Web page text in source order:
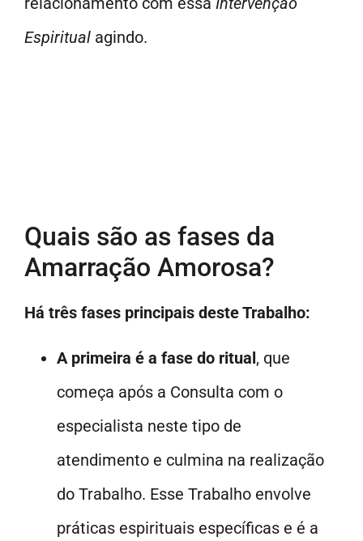
Espiritual agindo.
Quais são as fases da
Amarração Amorosa?
Há três fases principais deste Trabalho:
A primeira é a fase do ritual , que
começa após a Consulta com o
especialista neste tipo de
atendimento e culmina na realização
do Trabalho. Esse Trabalho envolve
práticas espirituais específicas e é a